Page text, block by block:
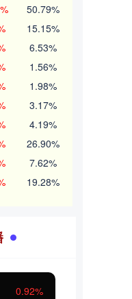
50.79%
15.15%
6.53%
1.56%
1.98%
3.17%
4.19%
26.90%
7.62%
19.28%
-0.35%